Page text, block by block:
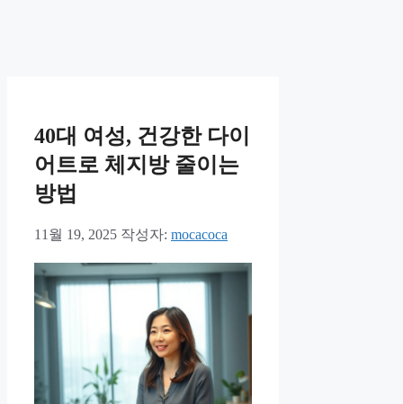
40대 여성, 건강한 다이
어트로 체지방 줄이는
방법
11월 19, 2025 작성자: mocacoca